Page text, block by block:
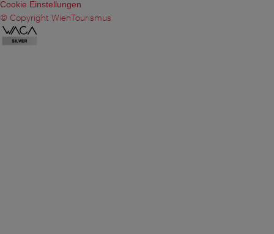
Cookie Einstellungen
© Copyright WienTourismus